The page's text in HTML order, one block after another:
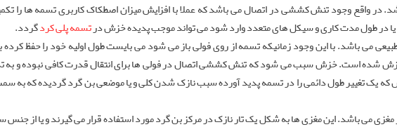
واقع وجود تنش کششی در اتصال می باشد که عملا با افزایش میزان اصطکاک کاربری تسمه ها را
یا در طول مدت کاری و سیکل های متعدد وارد شود می تواند موجب پدیده خزش درتسمه پلی کردگردد.
می باشد. با این وجود زمانیکه تسمه از روی فولی باز می شود می بایست طول اولیه خود را حفظ کرده
شده است. خزش سبب می شود که تنش کششی اتصال در فولی ها برای انتقال قدرت کافی نبوده و به
یک تغییر طول دائمی را در تسمه پدید آورده سبب نازک شدن کلی و یا موضعی بن گرد گردیده که به
می باشد. این مغزی ها به شکل یک تار نازک در مرکز بن گرد مورد استفاده قرار می گیرند و یا از جنس